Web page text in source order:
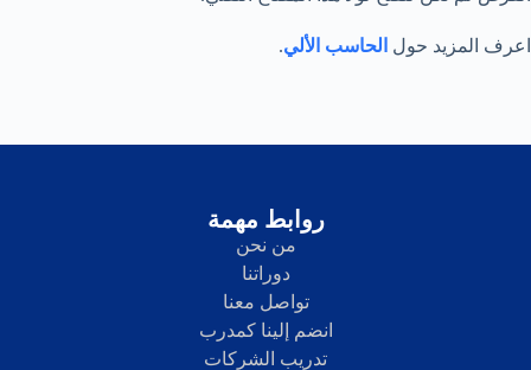
اعرف المزيد حول الحاسب الألي.
روابط مهمة
من نحن
دوراتنا
تواصل معنا
انضم إلينا كمدرب
تدريب الشركات